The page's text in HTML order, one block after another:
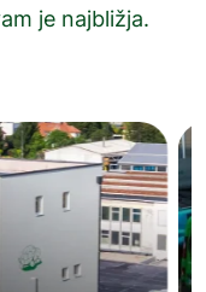
je najbližja.